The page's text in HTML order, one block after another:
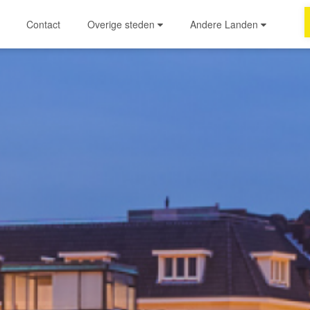
Contact Overige steden Andere Landen